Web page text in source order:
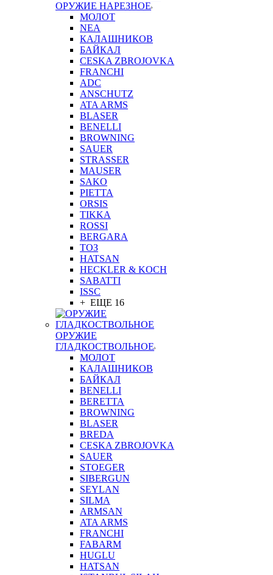
ОРУЖИЕ НАРЕЗНОЕ
МОЛОТ
NEA
КАЛАШНИКОВ
БАЙКАЛ
CESKA ZBROJOVKA
FRANCHI
ADC
ANSCHUTZ
ATA ARMS
BLASER
BENELLI
BROWNING
SAUER
STRASSER
MAUSER
SAKO
PIETTA
ORSIS
TIKKA
ROSSI
BERGARA
ТОЗ
HATSAN
HECKLER & KOCH
SABATTI
ISSC
+ ЕЩЕ 16
ОРУЖИЕ
ГЛАДКОСТВОЛЬНОЕ
МОЛОТ
КАЛАШНИКОВ
БАЙКАЛ
BENELLI
BERETTA
BROWNING
BLASER
BREDA
CESKA ZBROJOVKA
SAUER
STOEGER
SIBERGUN
SEYLAN
SILMA
ARMSAN
ATA ARMS
FRANCHI
FABARM
HUGLU
HATSAN